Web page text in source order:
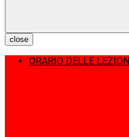
close
ORARIO DELLE LEZIONI